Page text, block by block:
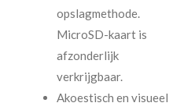
opslagmethode.
MicroSD-kaart is
afzonderlijk
verkrijgbaar.
Akoestisch en visueel